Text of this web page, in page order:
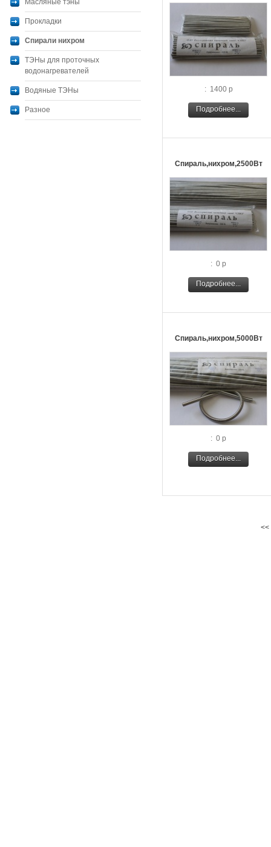
Масляные тэны
Прокладки
Спирали нихром
ТЭНы для проточных
водонагревателей
Водяные ТЭНы
Разное
: 1400 р
Подробнее...
Спираль,нихром,2500Вт
: 0 р
Подробнее...
Спираль,нихром,5000Вт
: 0 р
Подробнее...
<<